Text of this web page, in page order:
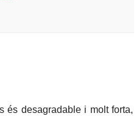
és desagradable i molt forta,